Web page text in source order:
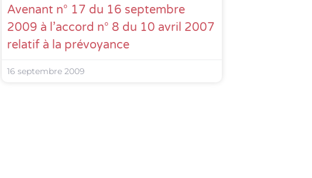
Avenant n° 17 du 16 septembre
2009 à l’accord n° 8 du 10 avril 2007
relatif à la prévoyance
16 septembre 2009